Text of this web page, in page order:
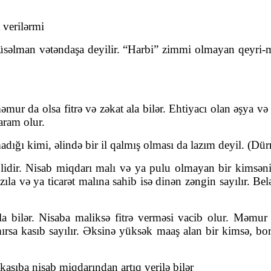
verilərmi
vətəndaşa deyilir. “Harbi” zimmi olmayan
da olsa fitrə və zəkat ala bilər. Ehtiyacı olan əşya və
olur.
kimi, əlində bir il qalmış olması da lazım deyil.
Nisab miqdarı malı və ya pulu olmayan bir
və ya ticarət malına sahib isə dinən zəngin sayılır.
bilər. Nisaba maliksə fitrə verməsi vacib olur.
kasıb sayılır. Əksinə yüksək maaş alan bir kimsə,
nisab miqdarından artıq verilə bilər